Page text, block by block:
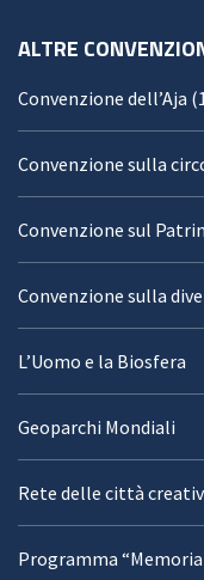
ALTRE
Convenzione dell’Aja
Convenzione sulla
Convenzione sul
Convenzione sulla
L’Uomo e la Biosfera
Geoparchi Mondiali
Rete delle città
Programma